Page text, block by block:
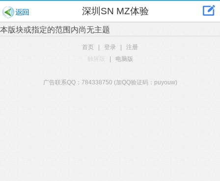
深圳SN MZ体验
本版块或指定的范围内尚无主题
首页 登录
注册
触屏版
电脑版
广告联系QQ：784338750 (加QQ验证码：puyouw)